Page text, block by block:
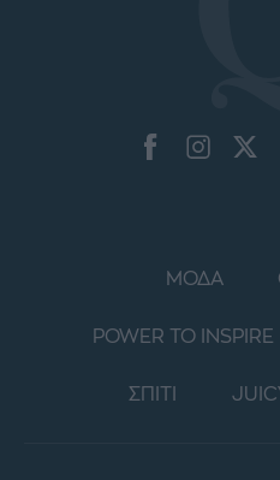
ΜΟΔΑ
POWER TO INSPIRE
ΣΠΙΤΙ